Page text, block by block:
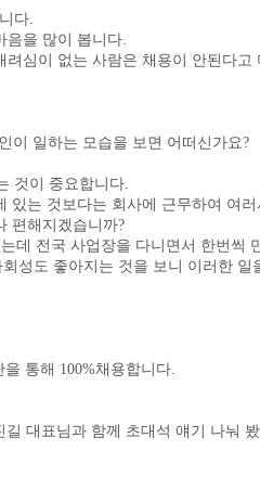
다.
음을 많이 봅니다.
심이 없는 사람은 채용이 안된다고
이 일하는 모습을 보면 어떠신가요?
것이 중요합니다.
는 것보다는 회사에 근무하여 여
편해지겠습니까?
데 전국 사업장을 다니면서 한번씩
성도 좋아지는 것을 보니 이러한 일
통해 100%채용합니다.
대표님과 함께 초대석 얘기 나눠